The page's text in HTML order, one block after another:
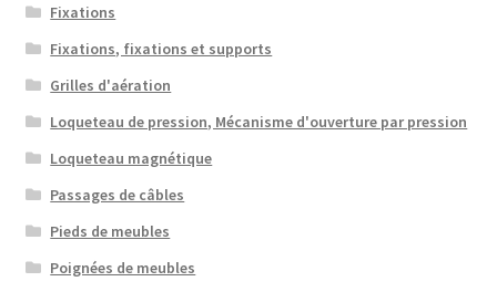
Fixations
Fixations, fixations et supports
Grilles d'aération
Loqueteau de pression, Mécanisme d'ouverture par pression
Loqueteau magnétique
Passages de câbles
Pieds de meubles
Poignées de meubles